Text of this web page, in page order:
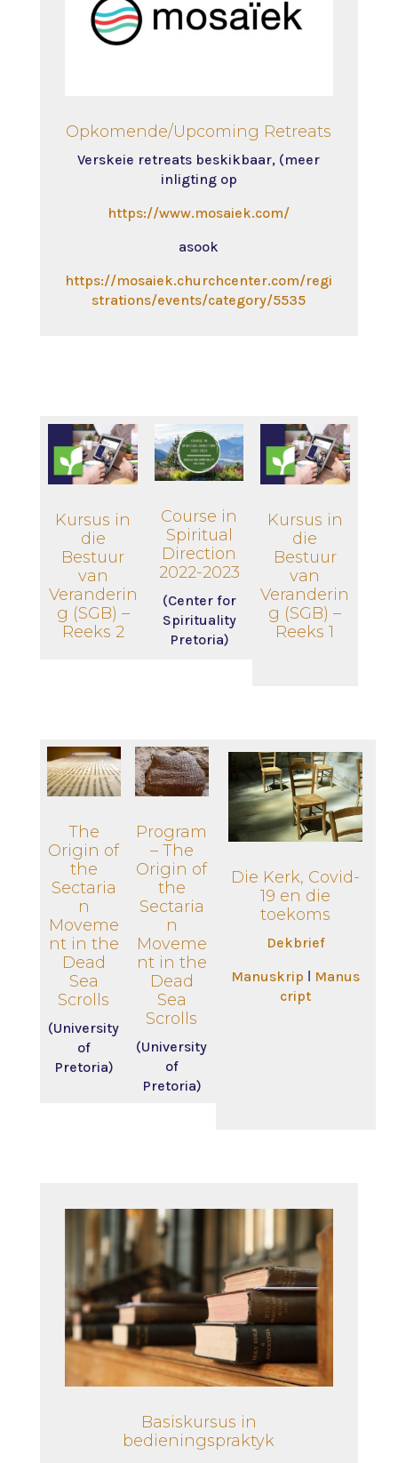
Opkomende/Upcoming Retreats
Verskeie retreats beskikbaar, (meer
inligting op
https://www.mosaiek.com/
asook
https://mosaiek.churchcenter.com/regi
strations/events/category/5535
Kursus in
die
Bestuur
van
Veranderin
g (SGB) –
Reeks 2
Course in
Spiritual
Direction
2022-2023
(Center for
Spirituality
Pretoria)
Kursus in
die
Bestuur
van
Veranderin
g (SGB) –
Reeks 1
The
Origin of
the
Sectaria
n
Moveme
nt in the
Dead
Sea
Scrolls
(University
of
Pretoria)
Program
– The
Origin of
the
Sectaria
n
Moveme
nt in the
Dead
Sea
Scrolls
(University
of
Pretoria)
Die Kerk, Covid-
19 en die
toekoms
Dekbrief
Manuskrip ǀ Manus
cript
Basiskursus in
bedieningspraktyk